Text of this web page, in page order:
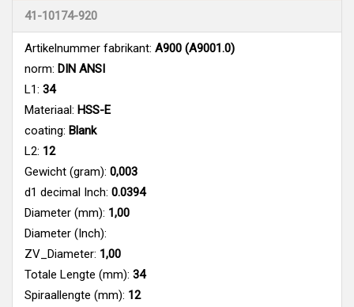
41-10174-920
Artikelnummer fabrikant: A900 (A9001.0)
norm: DIN ANSI
L1: 34
Materiaal: HSS-E
coating: Blank
L2: 12
Gewicht (gram): 0,003
d1 decimal Inch: 0.0394
Diameter (mm): 1,00
Diameter (Inch):
ZV_Diameter: 1,00
Totale Lengte (mm): 34
Spiraallengte (mm): 12